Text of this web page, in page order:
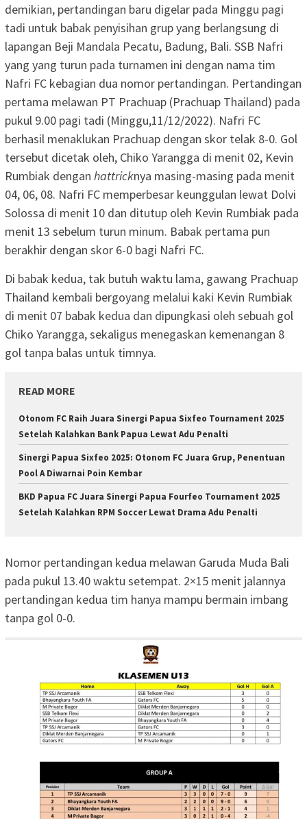
demikian, pertandingan baru digelar pada Minggu pagi
tadi untuk babak penyisihan grup yang berlangsung di
lapangan Beji Mandala Pecatu, Badung, Bali. SSB Nafri
yang yang turun pada turnamen ini dengan nama tim
Nafri FC kebagian dua nomor pertandingan. Pertandingan
pertama melawan PT Prachuap (Prachuap Thailand) pada
pukul 9.00 pagi tadi (Minggu,11/12/2022). Nafri FC
berhasil menaklukan Prachuap dengan skor telak 8-0. Gol
tersebut dicetak oleh, Chiko Yarangga di menit 02, Kevin
Rumbiak dengan hattricknya masing-masing pada menit
04, 06, 08. Nafri FC memperbesar keunggulan lewat Dolvi
Solossa di menit 10 dan ditutup oleh Kevin Rumbiak pada
menit 13 sebelum turun minum. Babak pertama pun
berakhir dengan skor 6-0 bagi Nafri FC.
Di babak kedua, tak butuh waktu lama, gawang Prachuap
Thailand kembali bergoyang melalui kaki Kevin Rumbiak
di menit 07 babak kedua dan dipungkasi oleh sebuah gol
Chiko Yarangga, sekaligus menegaskan kemenangan 8
gol tanpa balas untuk timnya.
READ MORE
Otonom FC Raih Juara Sinergi Papua Sixfeo Tournament 2025
Setelah Kalahkan Bank Papua Lewat Adu Penalti
Sinergi Papua Sixfeo 2025: Otonom FC Juara Grup, Penentuan
Pool A Diwarnai Poin Kembar
BKD Papua FC Juara Sinergi Papua Fourfeo Tournament 2025
Setelah Kalahkan RPM Soccer Lewat Drama Adu Penalti
Nomor pertandingan kedua melawan Garuda Muda Bali
pada pukul 13.40 waktu setempat. 2×15 menit jalannya
pertandingan kedua tim hanya mampu bermain imbang
tanpa gol 0-0.